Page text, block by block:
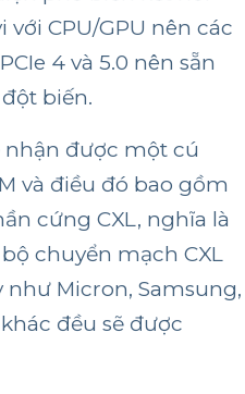
CPU/GPU nên các
4 và 5.0 nên sẵn
biến.
nhận được một cú
và điều đó bao gồm
cứng CXL, nghĩa là
chuyển mạch CXL
như Micron, Samsung,
đều sẽ được